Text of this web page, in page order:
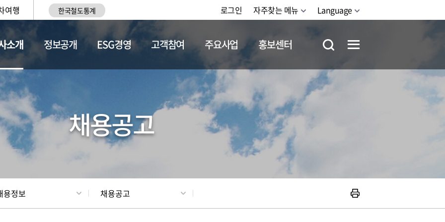
여행 한국철도통계 로그인 자주찾는 메뉴 Language
소개
채용정보
정보공개 ESG경영 고객참여 주요사업 홍보센터
채용공고
용정보 채용공고